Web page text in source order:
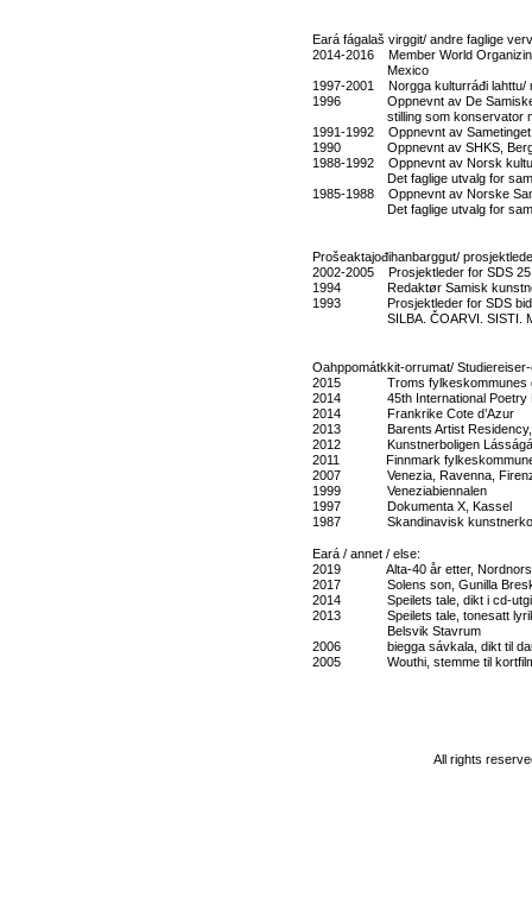
Eará fágalaš virggit/ andre faglige
2014-2016 Member World
Mexico
1997-2001 Norgga kulturráđi lahttu/
1996 Oppnevnt av De Samiske
stilling som konservator med
1991-1992 Oppnevnt av
1990 Oppnevnt av SHKS,
1988-1992 Oppnevnt av Norsk
Det faglige utvalg for
1985-1988 Oppnevnt av Norske
Det faglige utvalg for samisk
Prošeaktajođihanbarggut/
2002-2005 Prosjektleder for SDS
1994 Redaktør Samisk
1993 Prosjektleder for SDS
SILBA. ČOARVI. SISTI.
Oahppomátkkit-orrumat/
2015 Troms
2014 45th International Poetry
2014 Frankrike Cote d’Azur
2013 Barents Artist Residency,
2012 Kunstnerboligen
2011 Finnmark fylkeskommunes
2007 Venezia, Ravenna,
1999 Veneziabiennalen
1997 Dokumenta X, Kassel
1987 Skandinavisk
Eará / annet / else:
2019 Alta-40 år etter, Nordnorsk
2017 Solens son, Gunilla Breskys
2014 Speilets tale, dikt i cd-
2013 Speilets tale, tonesatt lyrikk
Belsvik Stavrum
2006 biegga sávkala, dikt til
2005 Wouthi, stemme til kortfilm
All rights reserved: